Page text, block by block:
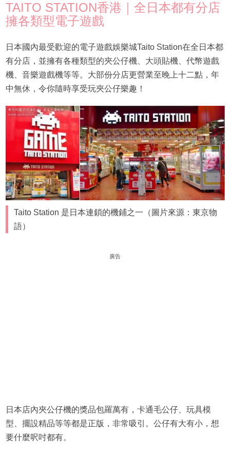
TAITO STATION香港｜全日本都有分店
擁各類型電子遊戲
日本國內最受歡迎的電子遊戲娛樂城Taito Station在全日本都
有分店，並擁有各種類型的夾公仔機、大頭貼機、代幣遊戲
機、音樂遊戲機等等。大部份分店更營業至晚上十二點，年
中無休，令你隨時享受玩夾公仔樂趣！
Taito Station 是日本連鎖的機鋪之一（圖片來源：東京物
語）
廣告
日本店內夾公仔機的獎品包羅萬有，卡通毛公仔、玩具模
型、擺設精品等等都是正版，非常吸引。公仔有大有小，想
要什麼呎吋都有。